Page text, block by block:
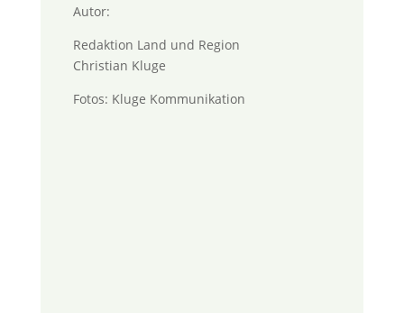
Autor:
Redaktion Land und Region
Christian Kluge
Fotos: Kluge Kommunikation